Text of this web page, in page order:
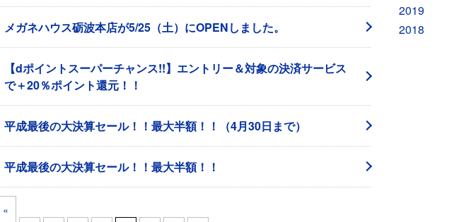
2019
2018
メガネハウス砺波本店が5/25（土）にOPENしました。
【dポイントスーパーチャンス!!】エントリー＆対象の決済サービス
で＋20％ポイント還元！！
平成最後の大決算セール！！最大半額！！（4月30日まで）
平成最後の大決算セール！！最大半額！！
«